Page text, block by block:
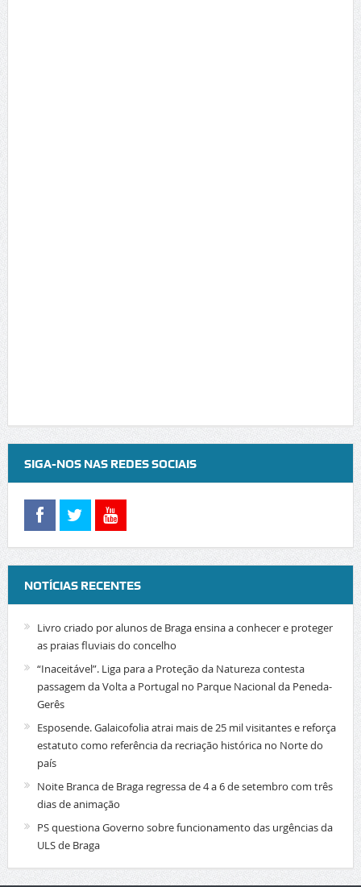
SIGA-NOS NAS REDES SOCIAIS
NOTÍCIAS RECENTES
Livro criado por alunos de Braga ensina a conhecer e proteger
as praias fluviais do concelho
“Inaceitável”. Liga para a Proteção da Natureza contesta
passagem da Volta a Portugal no Parque Nacional da Peneda-
Gerês
Esposende. Galaicofolia atrai mais de 25 mil visitantes e reforça
estatuto como referência da recriação histórica no Norte do
país
Noite Branca de Braga regressa de 4 a 6 de setembro com três
dias de animação
PS questiona Governo sobre funcionamento das urgências da
ULS de Braga